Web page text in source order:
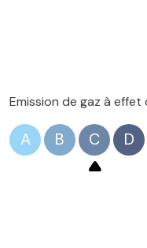
les charges
Emission de gaz à effet
A B C D